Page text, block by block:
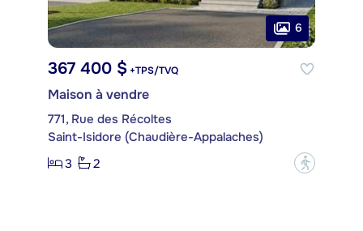
6
367 400 $ +TPS/TVQ
Maison à vendre
771, Rue des Récoltes
Saint-Isidore (Chaudière-Appalaches)
3
2 ?